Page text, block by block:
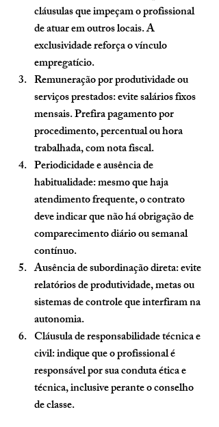
cláusulas que impeçam o profissional
de atuar em outros locais. A
exclusividade reforça o vínculo
empregatício.
Remuneração por produtividade ou
serviços prestados: evite salários fixos
mensais. Prefira pagamento por
procedimento, percentual ou hora
trabalhada, com nota fiscal.
Periodicidade e ausência de
habitualidade: mesmo que haja
atendimento frequente, o contrato
deve indicar que não há obrigação de
comparecimento diário ou semanal
contínuo.
Ausência de subordinação direta: evite
relatórios de produtividade, metas ou
sistemas de controle que interfiram na
autonomia.
Cláusula de responsabilidade técnica e
civil: indique que o profissional é
responsável por sua conduta ética e
técnica, inclusive perante o conselho
de classe.